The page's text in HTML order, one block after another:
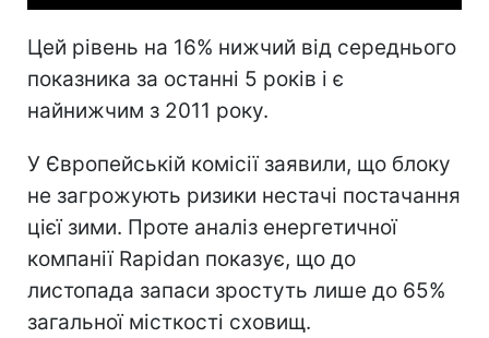
Цей рівень на 16% нижчий від середнього
показника за останні 5 років і є
найнижчим з 2011 року.
У Європейській комісії заявили, що блоку
не загрожують ризики нестачі постачання
цієї зими. Проте аналіз енергетичної
компанії Rapidan показує, що до
листопада запаси зростуть лише до 65%
загальної місткості сховищ.